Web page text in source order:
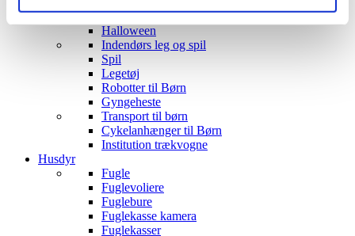
Gokart og el-biler
Halloween
Indendørs leg og spil
Spil
Legetøj
Robotter til Børn
Gyngeheste
Transport til børn
Cykelanhænger til Børn
Institution trækvogne
Husdyr
Fugle
Fuglevoliere
Fuglebure
Fuglekasse kamera
Fuglekasser